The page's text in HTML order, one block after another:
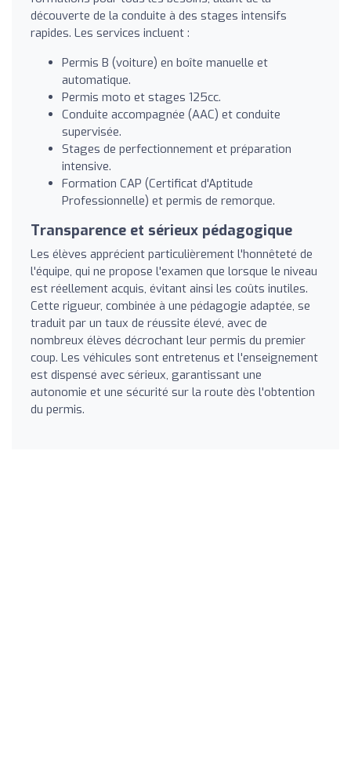
découverte de la conduite à des stages intensifs
rapides. Les services incluent :
Permis B (voiture) en boîte manuelle et
automatique.
Permis moto et stages 125cc.
Conduite accompagnée (AAC) et conduite
supervisée.
Stages de perfectionnement et préparation
intensive.
Formation CAP (Certificat d'Aptitude
Professionnelle) et permis de remorque.
Transparence et sérieux pédagogique
Les élèves apprécient particulièrement l'honnêteté de
l'équipe, qui ne propose l'examen que lorsque le niveau
est réellement acquis, évitant ainsi les coûts inutiles.
Cette rigueur, combinée à une pédagogie adaptée, se
traduit par un taux de réussite élevé, avec de
nombreux élèves décrochant leur permis du premier
coup. Les véhicules sont entretenus et l'enseignement
est dispensé avec sérieux, garantissant une
autonomie et une sécurité sur la route dès l'obtention
du permis.